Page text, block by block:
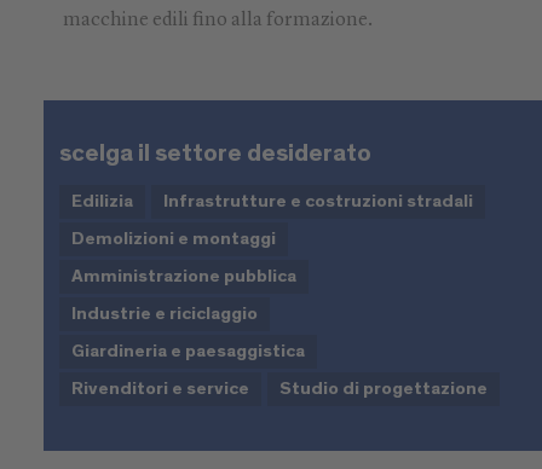
macchine edili fino alla formazione.
scelga il settore desiderato
Edilizia Infrastrutture e costruzioni stradali
Demolizioni e montaggi
Amministrazione pubblica
Industrie e riciclaggio
Giardineria e paesaggistica
Rivenditori e service Studio di progettazione